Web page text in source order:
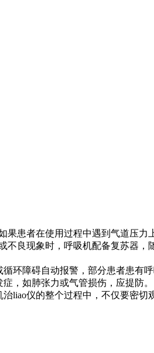
患者在使用过程中遇到气道压力
良现象时，呼吸机配备复苏器
环障碍自动报警，部分患者患有
，如肺张力或气管损伤，应提防。
liao仪的整个过程中，不仅要密